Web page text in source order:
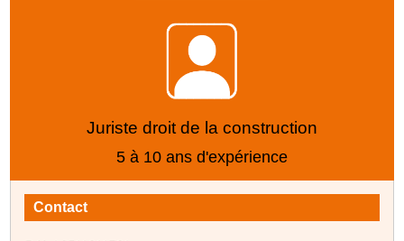
Juriste droit de la construction
5 à 10 ans d'expérience
Contact